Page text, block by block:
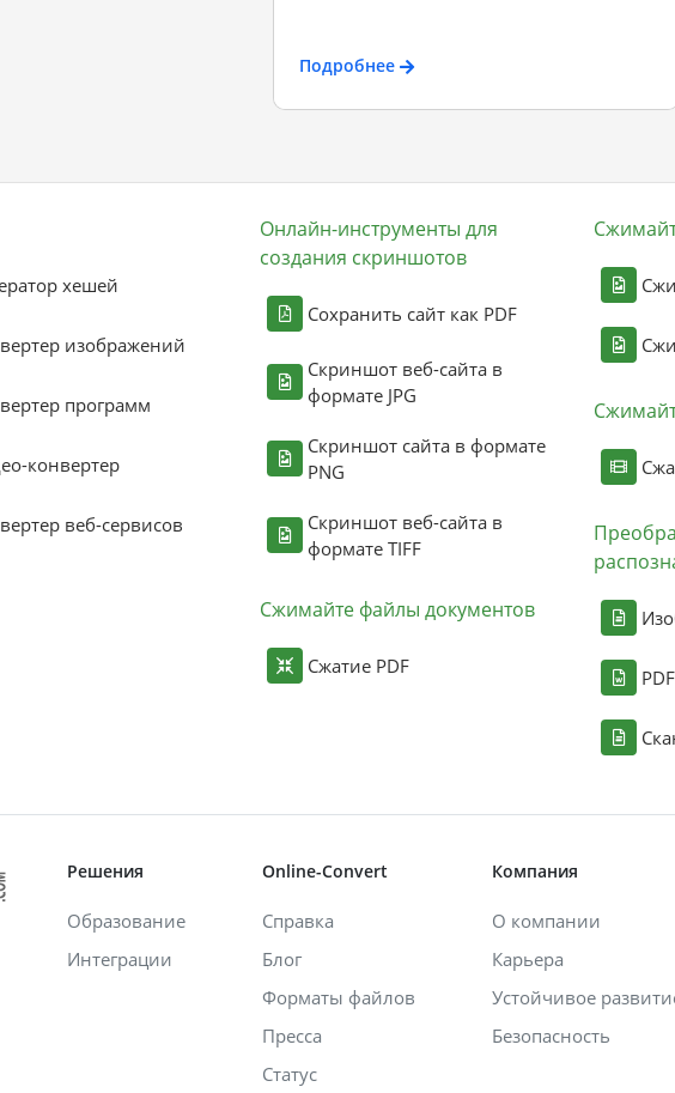
Подробнее
хешей
изображений
программ
конвертер
веб-сервисов
Онлайн-инструменты для
создания скриншотов
Сохранить сайт как PDF
Скриншот веб-сайта в
формате JPG
Скриншот сайта в формате
PNG
Скриншот веб-сайта в
формате TIFF
Сжимайте файлы документов
Сжатие PDF
Решения
Образование
Интеграции
Online-Convert
Справка
Блог
Форматы файлов
Пресса
Статус
Компания
О компании
Карьера
Устойчивое
Безопасность